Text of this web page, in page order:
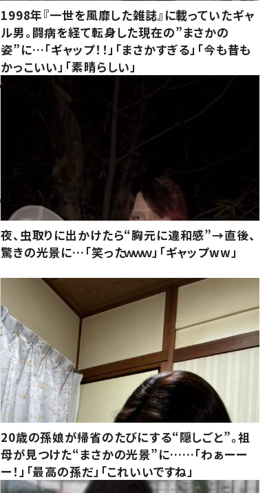
1998年『一世を風靡した雑誌』に載っていたギャ
ル男。闘病を経て転身した現在の”まさかの
姿”に…「ギャップ！！」「まさかすぎる」「今も昔も
かっこいい」「素晴らしい」
夜、虫取りに出かけたら“胸元に違和感”→直後、
驚きの光景に…「笑ったｗｗｗ」「ギャップww」
20歳の孫娘が帰省のたびにする“隠しごと”。祖
母が見つけた“まさかの光景”に……「わぁーー
ー！」「最高の孫だ」「これいいですね」